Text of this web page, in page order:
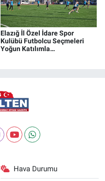
Elazığ İl Özel İdare Spor
Kulübü Futbolcu Seçmeleri
Yoğun Katılımla
Hava Durumu